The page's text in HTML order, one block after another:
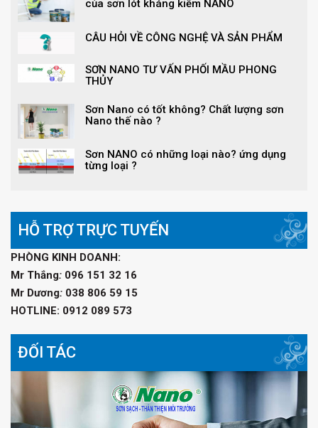
của sơn lót kháng kiềm NANO
CÂU HỎI VỀ CÔNG NGHỆ VÀ SẢN PHẨM
SƠN NANO TƯ VẤN PHỐI MẦU PHONG
THỦY
Sơn Nano có tốt không? Chất lượng sơn
Nano thế nào ?
Sơn NANO có những loại nào? ứng dụng
từng loại ?
HỖ TRỢ TRỰC TUYẾN
PHÒNG KINH DOANH:
Mr Thắng: 096 151 32 16
Mr Dương: 038 806 59 15
HOTLINE: 0912 089 573
ĐỐI TÁC